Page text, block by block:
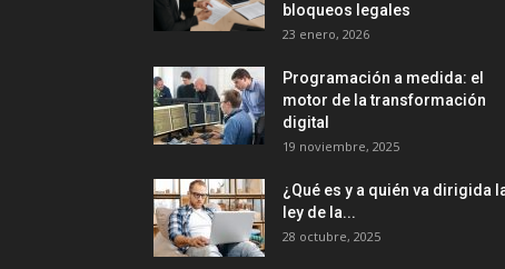
bloqueos legales
23 enero, 2026
Programación a medida: el
motor de la transformación
digital
19 noviembre, 2025
¿Qué es y a quién va dirigida
ley de la...
28 octubre, 2025